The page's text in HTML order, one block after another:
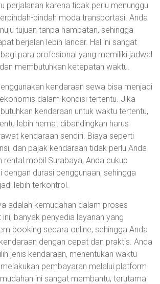
perjalanan karena tidak perlu menunggu
pindah moda transportasi. Anda
tujuan tanpa hambatan, sehingga
berjalan lebih lancar. Hal ini sangat
para profesional yang memiliki jadwal
membutuhkan ketepatan waktu.
kendaraan sewa bisa menjadi
dalam kondisi tertentu. Jika
kendaraan untuk waktu tertentu,
lebih hemat dibandingkan harus
kendaraan sendiri. Biaya seperti
dan pajak kendaraan tidak perlu Anda
rental mobil Surabaya, Anda cukup
durasi penggunaan, sehingga
lebih terkontrol.
adalah kemudahan dalam proses
banyak penyedia layanan yang
booking secara online, sehingga Anda
dengan cepat dan praktis. Anda
jenis kendaraan, menentukan waktu
pembayaran melalui platform
ini sangat membantu, terutama